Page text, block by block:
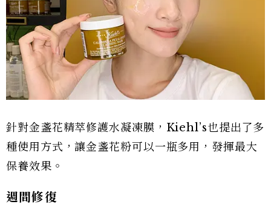
針對金盞花精萃修護水凝凍膜，Kiehl’s也提出了多
種使用方式，讓金盞花粉可以一瓶多用，發揮最大
保養效果。
週間修復